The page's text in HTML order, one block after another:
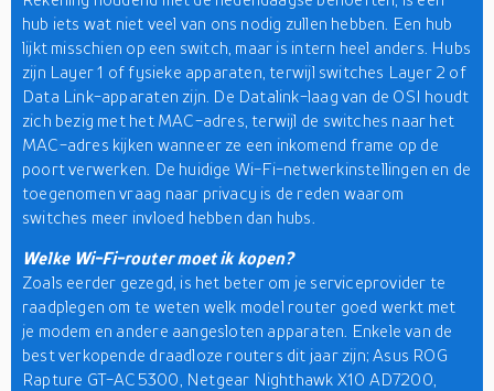
hub iets wat niet veel van ons nodig zullen hebben. Een hub
lijkt misschien op een switch, maar is intern heel anders. Hubs
zijn Layer 1 of fysieke apparaten, terwijl switches Layer 2 of
Data Link-apparaten zijn. De Datalink-laag van de OSI houdt
zich bezig met het MAC-adres, terwijl de switches naar het
MAC-adres kijken wanneer ze een inkomend frame op de
poort verwerken. De huidige Wi-Fi-netwerkinstellingen en de
toegenomen vraag naar privacy is de reden waarom
switches meer invloed hebben dan hubs.
Welke Wi-Fi-router moet ik kopen?
Zoals eerder gezegd, is het beter om je serviceprovider te
raadplegen om te weten welk model router goed werkt met
je modem en andere aangesloten apparaten. Enkele van de
best verkopende draadloze routers dit jaar zijn; Asus ROG
Rapture GT-AC5300, Netgear Nighthawk X10 AD7200,